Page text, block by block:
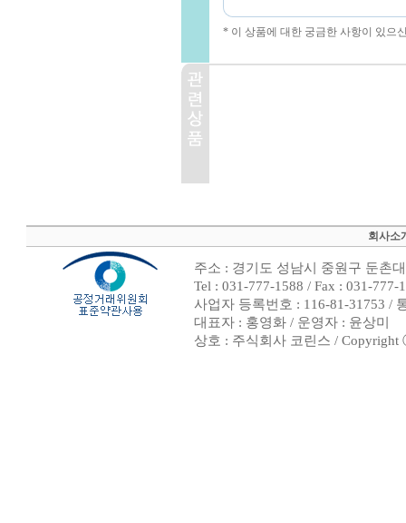
* 이 상품에 대한 궁금한 사항이 있으
회사소
주소 : 경기도 성남시 중원구 둔촌
Tel : 031-777-1588 / Fax : 031-
사업자 등록번호 : 116-81-31753 /
대표자 : 홍영화 / 운영자 : 윤상미
상호 : 주식회사 코린스 / Copyright